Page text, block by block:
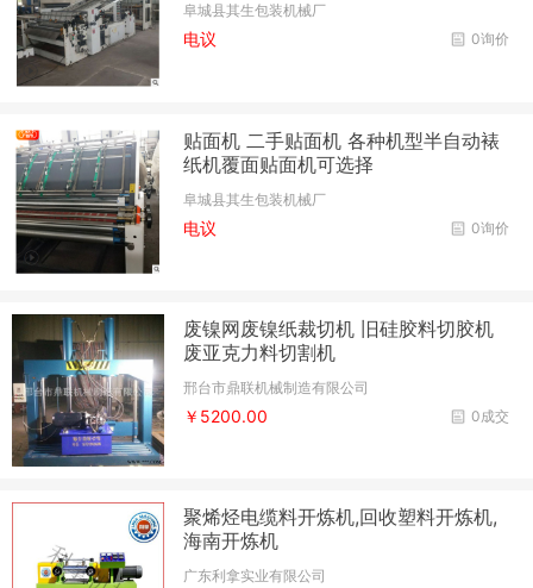
阜城县其生包装机械厂
0询价
电议
贴面机 二手贴面机 各种机型半自动裱
纸机覆面贴面机可选择
阜城县其生包装机械厂
0询价
电议
废镍网废镍纸裁切机 旧硅胶料切胶机
废亚克力料切割机
邢台市鼎联机械制造有限公司
0成交
￥5200.00
聚烯烃电缆料开炼机,回收塑料开炼机,
海南开炼机
广东利拿实业有限公司